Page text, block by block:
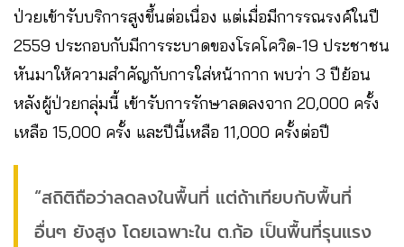
ป่วยเข้ารับบริการสูงขึ้นต่อเนื่อง แต่เมื่อมีการรณรงค์ในปี
2559 ประกอบกับมีการระบาดของโรคโควิด-19 ประชาชน
หันมาให้ความสำคัญกับการใส่หน้ากาก พบว่า 3 ปีย้อน
หลังผู้ป่วยกลุ่มนี้ เข้ารับการรักษาลดลงจาก 20,000 ครั้ง
เหลือ 15,000 ครั้ง และปีนี้เหลือ 11,000 ครั้งต่อปี
“สถิติถือว่าลดลงในพื้นที่ แต่ถ้าเทียบกับพื้นที่
อื่นๆ ยังสูง โดยเฉพาะใน ต.ก้อ เป็นพื้นที่รุนแรง